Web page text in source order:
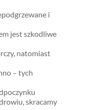
i
jest szkodliwe
natomiast
– tych
skracamy